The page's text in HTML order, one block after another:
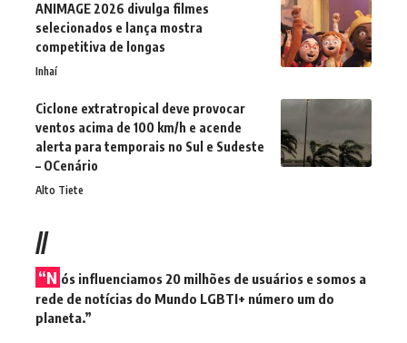
ANIMAGE 2026 divulga filmes
selecionados e lança mostra
competitiva de longas
Inhaí
Ciclone extratropical deve provocar
ventos acima de 100 km/h e acende
alerta para temporais no Sul e Sudeste
– OCenário
Alto Tiete
//
“N ós influenciamos 20 milhões de usuários e somos a
rede de notícias do Mundo LGBTI+ número um do
planeta.”